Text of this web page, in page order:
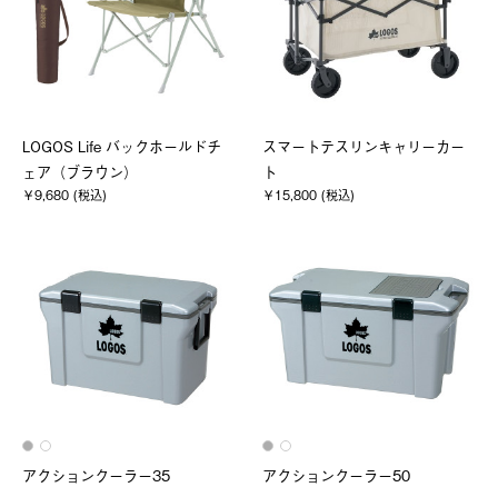
LOGOS Life バックホールドチ
ェア（ブラウン）
￥9,680 (税込)
スマートテスリンキャリーカー
ト
￥15,800 (税込)
アクションクーラー35 アクションクーラー50